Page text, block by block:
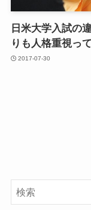
日米大学入試の
りも人格重視っ
2017-07-30